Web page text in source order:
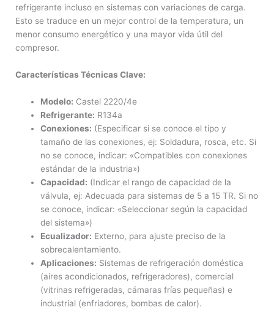
refrigerante incluso en sistemas con variaciones de carga.
Esto se traduce en un mejor control de la temperatura, un
menor consumo energético y una mayor vida útil del
compresor.
Características Técnicas Clave:
Modelo: Castel 2220/4e
Refrigerante: R134a
Conexiones: (Especificar si se conoce el tipo y
tamaño de las conexiones, ej: Soldadura, rosca, etc. Si
no se conoce, indicar: «Compatibles con conexiones
estándar de la industria»)
Capacidad: (Indicar el rango de capacidad de la
válvula, ej: Adecuada para sistemas de 5 a 15 TR. Si no
se conoce, indicar: «Seleccionar según la capacidad
del sistema»)
Ecualizador: Externo, para ajuste preciso de la
sobrecalentamiento.
Aplicaciones: Sistemas de refrigeración doméstica
(aires acondicionados, refrigeradores), comercial
(vitrinas refrigeradas, cámaras frías pequeñas) e
industrial (enfriadores, bombas de calor).